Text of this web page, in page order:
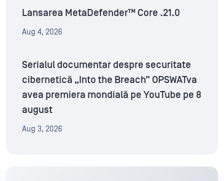
Lansarea MetaDefender™ Core .21.0
Aug 4, 2026
Serialul documentar despre securitate
cibernetică „Into the Breach” OPSWATva
avea premiera mondială pe YouTube pe 8
august
Aug 3, 2026